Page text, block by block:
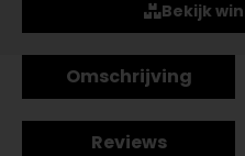
Bekijk
Omschrijving
Reviews